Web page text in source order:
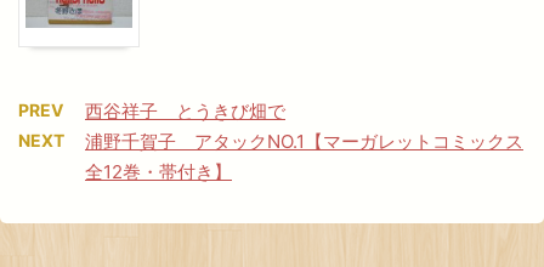
PREV 西谷祥子 とうきび畑で
NEXT
浦野千賀子 アタックNO.1【マーガレットコミックス
全12巻・帯付き】